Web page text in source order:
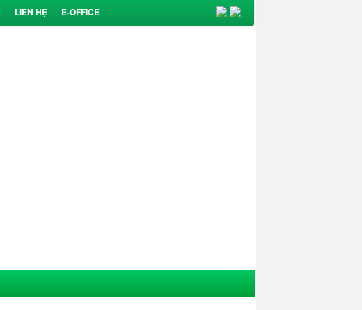
LIÊN HỆ E-OFFICE